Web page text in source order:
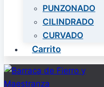
PUNZONADO
CILINDRADO
CURVADO
Carrito